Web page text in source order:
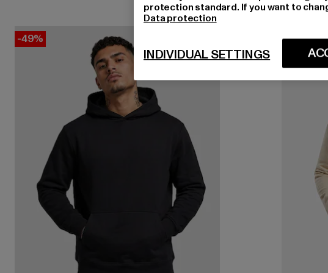
-49% -49%
protection standard. If you want to
Data protection
INDIVIDUAL SETTINGS